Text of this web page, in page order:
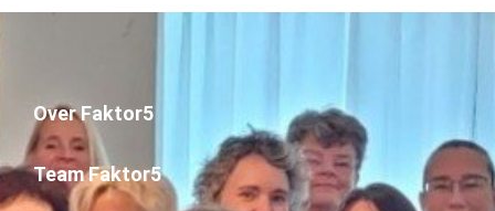
Over Faktor5
Team Faktor5